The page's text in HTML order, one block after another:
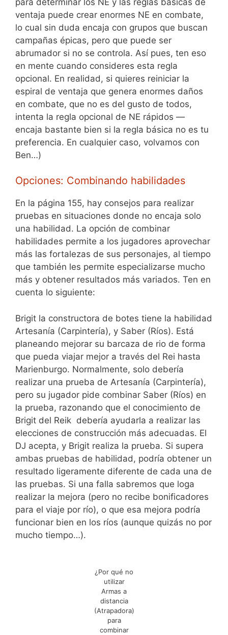
ventaja puede crear enormes NE en combate,
lo cual sin duda encaja con grupos que buscan
campañas épicas, pero que puede ser
abrumador si no se controla. Así pues, ten eso
en mente cuando consideres esta regla
opcional. En realidad, si quieres reiniciar la
espiral de ventaja que genera enormes daños
en combate, que no es del gusto de todos,
intenta la regla opcional de NE rápidos —
encaja bastante bien si la regla básica no es tu
preferencia. En cualquier caso, volvamos con
Ben…)
Opciones: Combinando habilidades
En la página 155, hay consejos para realizar
pruebas en situaciones donde no encaja solo
una habilidad. La opción de combinar
habilidades permite a los jugadores aprovechar
más las fortalezas de sus personajes, al tiempo
que también les permite especializarse mucho
más y obtener resultados más variados. Ten en
cuenta lo siguiente:
Brigit la constructora de botes tiene la habilidad
Artesanía (Carpintería), y Saber (Ríos). Está
planeando mejorar su barcaza de rio de forma
que pueda viajar mejor a través del Rei hasta
Marienburgo. Normalmente, solo debería
realizar una prueba de Artesanía (Carpintería),
pero su jugador pide combinar Saber (Ríos) en
la prueba, razonando que el conocimiento de
Brigit del Reik debería ayudarla a realizar las
elecciones de construcción más adecuadas. El
DJ acepta, y Brigit realiza la prueba. Si supera
ambas pruebas de habilidad, podría obtener un
resultado ligeramente diferente de cada una de
las pruebas. Si una falla sabremos que loga
realizar la mejora (pero no recibe bonificadores
para el viaje por río), o que esa mejora podría
funcionar bien en los ríos (aunque quizás no por
mucho tiempo…).
¿Por qué no
utilizar
Armas a
distancia
(Atrapadora)
para
combinar